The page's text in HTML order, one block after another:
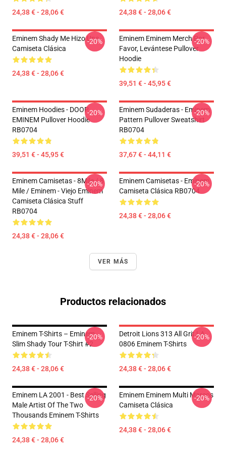
24,38 € - 28,06 € 24,38 € - 28,06 €
Eminem Shady Me Hizo Una
Camiseta Clásica
24,38 € - 28,06 €
-20%
Eminem Eminem Merch Por
Favor, Levántese Pullover
Hoodie
39,51 € - 45,95 €
-20%
Eminem Hoodies - DOOP
EMINEM Pullover Hoodie
RB0704
39,51 € - 45,95 €
-20%
Eminem Sudaderas - Eminem
Pattern Pullover Sweatshirt
RB0704
37,67 € - 44,11 €
-20%
Eminem Camisetas - 8Mile / 8
Mile / Eminem - Viejo Eminem
Camiseta Clásica Stuff
RB0704
24,38 € - 28,06 €
-20%
Eminem Camisetas - Eminem
Camiseta Clásica RB0704
24,38 € - 28,06 €
-20%
VER MÁS
Productos relacionados
Eminem T-Shirts – Eminem
Slim Shady Tour T-Shirt #2
24,38 € - 28,06 €
-20%
Detroit Lions 313 All Grit LA
0806 Eminem T-Shirts
24,38 € - 28,06 €
-20%
Eminem LA 2001 - Best Selling
Male Artist Of The Two
Thousands Eminem T-Shirts
24,38 € - 28,06 €
-20%
Eminem Eminem Multi Marcos
Camiseta Clásica
24,38 € - 28,06 €
-20%